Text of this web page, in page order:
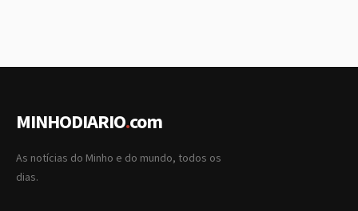
MINHODIARIO.com
As notícias do Minho e do mundo, todos os
dias.